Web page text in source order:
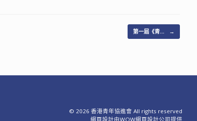
第一屆《青… →
© 2026 香港青年協進會 All rights reserved
網頁設計由WOW網頁設計公司提供